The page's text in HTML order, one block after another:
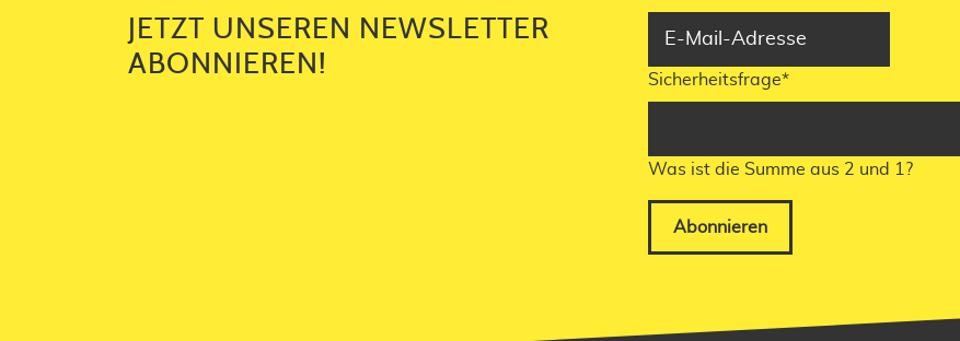
JETZT UNSEREN NEWSLETTER
ABONNIEREN!
Sicherheitsfrage*
Was ist die Summe aus 2 und 1?
Abonnieren